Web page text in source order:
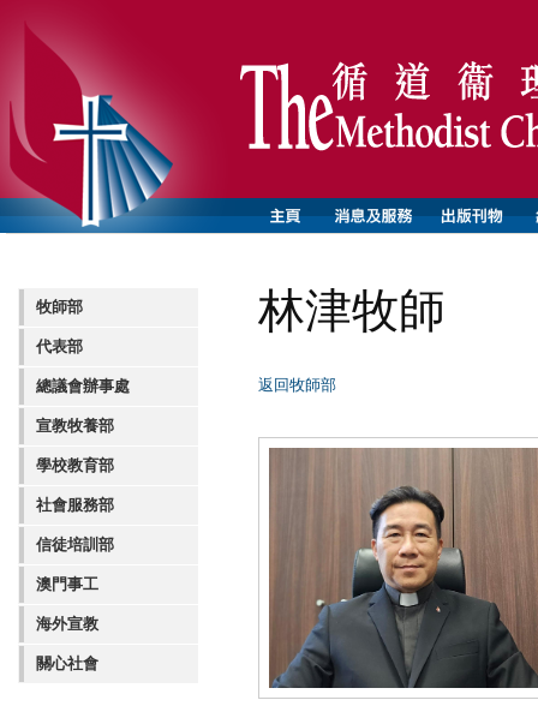
牧師部
代表部
總議會辦事處
宣教牧養部
學校教育部
社會服務部
信徒培訓部
澳門事工
海外宣教
關心社會
林津牧師
返回牧師部